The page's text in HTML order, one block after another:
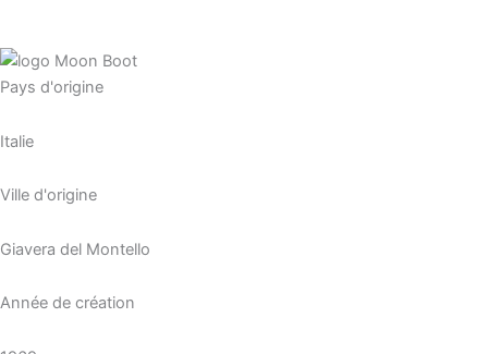
Pays d'origine
Italie
Ville d'origine
Giavera del Montello
Année de création